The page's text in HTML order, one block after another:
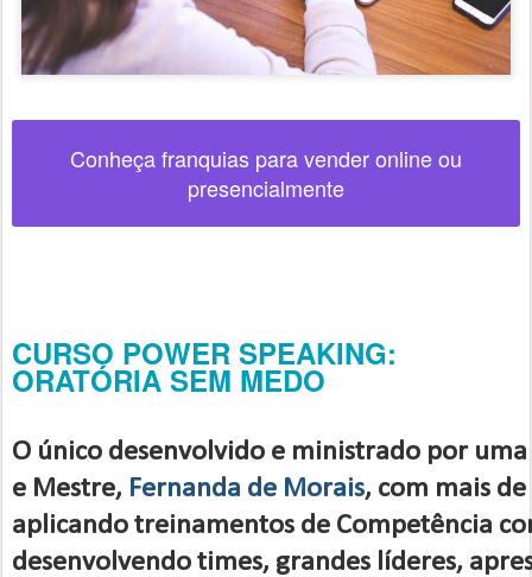
Conheçafranquias para vender online ou
presencialmente
CURSO POWER SPEAKING:
ORATÓRIA SEM MEDO
O único desenvolvido e ministrado por
e Mestre, Fernanda de Morais, com mais de
aplicando treinamentos de Competência
desenvolvendo times, grandes líderes,